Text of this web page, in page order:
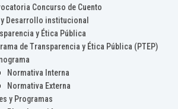
Concurso de Cuento
Desarrollo institucional
y Ética Pública
de Transparencia y Ética Pública (PTEP)
Normativa Interna
Normativa Externa
y Programas